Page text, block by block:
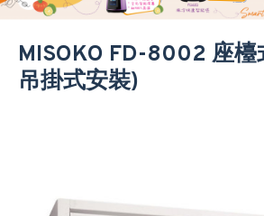
MISOKO FD-8002 座
吊掛式安裝)